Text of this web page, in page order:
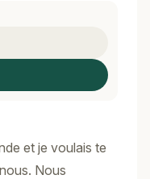
et je voulais te
Nous